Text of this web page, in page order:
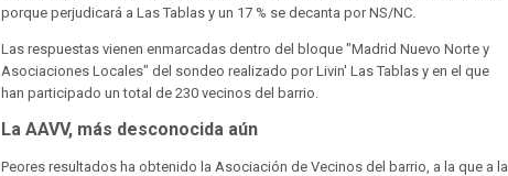
porque perjudicará a Las Tablas y un 17 % se decanta por NS/NC.
Las respuestas vienen enmarcadas dentro del bloque "Madrid Nuevo Norte y
Asociaciones Locales" del sondeo realizado por Livin' Las Tablas y en el que
han participado un total de 230 vecinos del barrio.
La AAVV, más desconocida aún
Peores resultados ha obtenido la Asociación de Vecinos del barrio, a la que a la